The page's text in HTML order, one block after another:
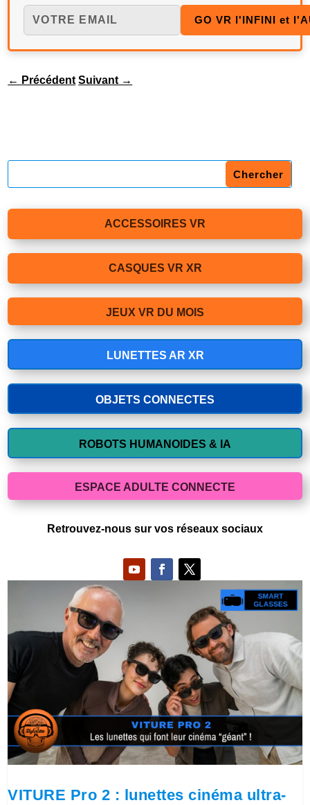
← Précédent Suivant →
ACCESSOIRES VR
CASQUES VR XR
JEUX VR DU MOIS
LUNETTES AR XR
OBJETS CONNECTES
ROBOTS HUMANOIDES & IA
ESPACE ADULTE CONNECTE
Retrouvez-nous sur vos réseaux sociaux
VITURE Pro 2 : lunettes cinéma ultra-